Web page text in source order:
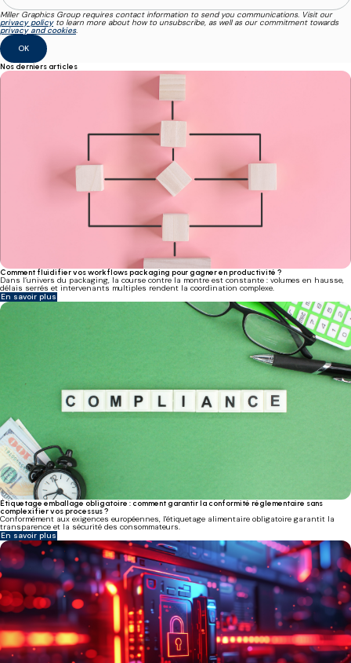
Miller Graphics Group requires contact information to send you communications. Visit our
privacy policyto learn more about how to unsubscribe, as well as our commitment towards
privacy and cookies.
Nos derniers articles
Comment fluidifier vos workflows packaging pour gagner en productivité ?
Dans l’univers du packaging, la course contre la montre est constante : volumes en hausse,
délais serrés et intervenants multiples rendent la coordination complexe.
En savoir plus
Étiquetage emballage obligatoire : comment garantir la conformité réglementaire sans
complexifier vos processus ?
Conformément aux exigences européennes, l'étiquetage alimentaire obligatoire garantit la
transparence et la sécurité des consommateurs.
En savoir plus